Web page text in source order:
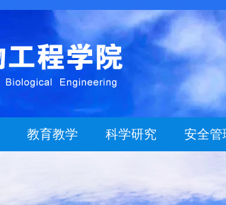
教育教学 科学研究 安全管